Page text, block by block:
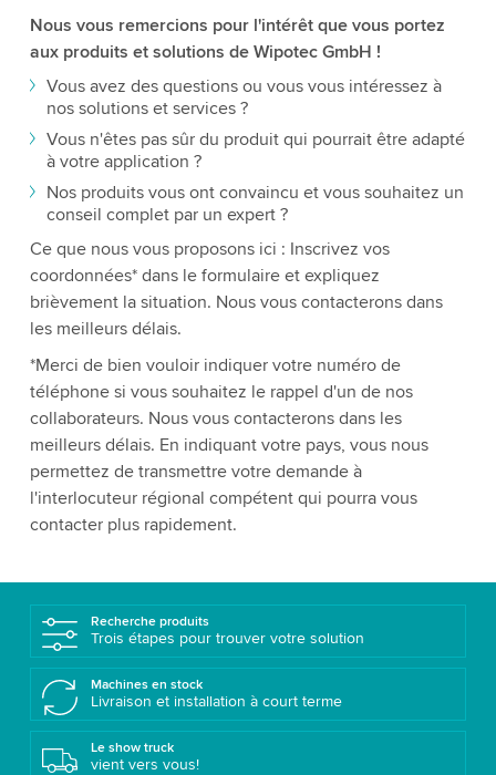
Nous vous remercions pour l'intérêt que vous portez
aux produits et solutions de Wipotec GmbH !
Vous avez des questions ou vous vous intéressez à
nos solutions et services ?
Vous n'êtes pas sûr du produit qui pourrait être adapté
à votre application ?
Nos produits vous ont convaincu et vous souhaitez un
conseil complet par un expert ?
Ce que nous vous proposons ici : Inscrivez vos
coordonnées* dans le formulaire et expliquez
brièvement la situation. Nous vous contacterons dans
les meilleurs délais.
*Merci de bien vouloir indiquer votre numéro de
téléphone si vous souhaitez le rappel d'un de nos
collaborateurs. Nous vous contacterons dans les
meilleurs délais. En indiquant votre pays, vous nous
permettez de transmettre votre demande à
l'interlocuteur régional compétent qui pourra vous
contacter plus rapidement.
Recherche produits
Trois étapes pour trouver votre solution
Machines en stock
Livraison et installation à court terme
Le show truck
vient vers vous!